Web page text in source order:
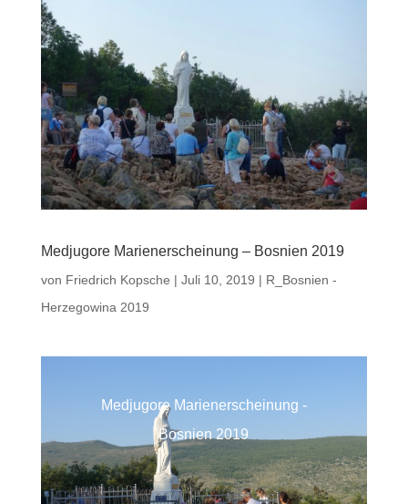
Medjugore Marienerscheinung – Bosnien 2019
von Friedrich Kopsche | Juli 10, 2019 | R_Bosnien -
Herzegowina 2019
Medjugore Marienerscheinung -
Bosnien 2019